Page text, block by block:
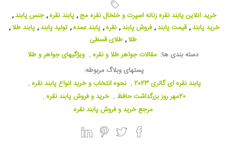
خرید آنلاین پابند نقره زنانه اسپرت و خلخال نقره مج , پابند نقره, جنس پابند,
خرید پابند, قیمت پابند, فروش پابند, نقره, پابند عمده, تولید پابند, پابند طلا,
طلا, طلای قسطی
دسته بندی ها: مقالات جواهر طلا و نقره , ویژگیهای جواهر و طلا
پستهای وبلاگ مربوطه:
پابند نقره ای گالری 2023
, نحوه انتخاب و خرید انواع پابند نقره ,
20مهر روز بزرگداشت حافظ
, خرید و فروش پابند نقره ,
مرجع خرید و فروش پابند نقره